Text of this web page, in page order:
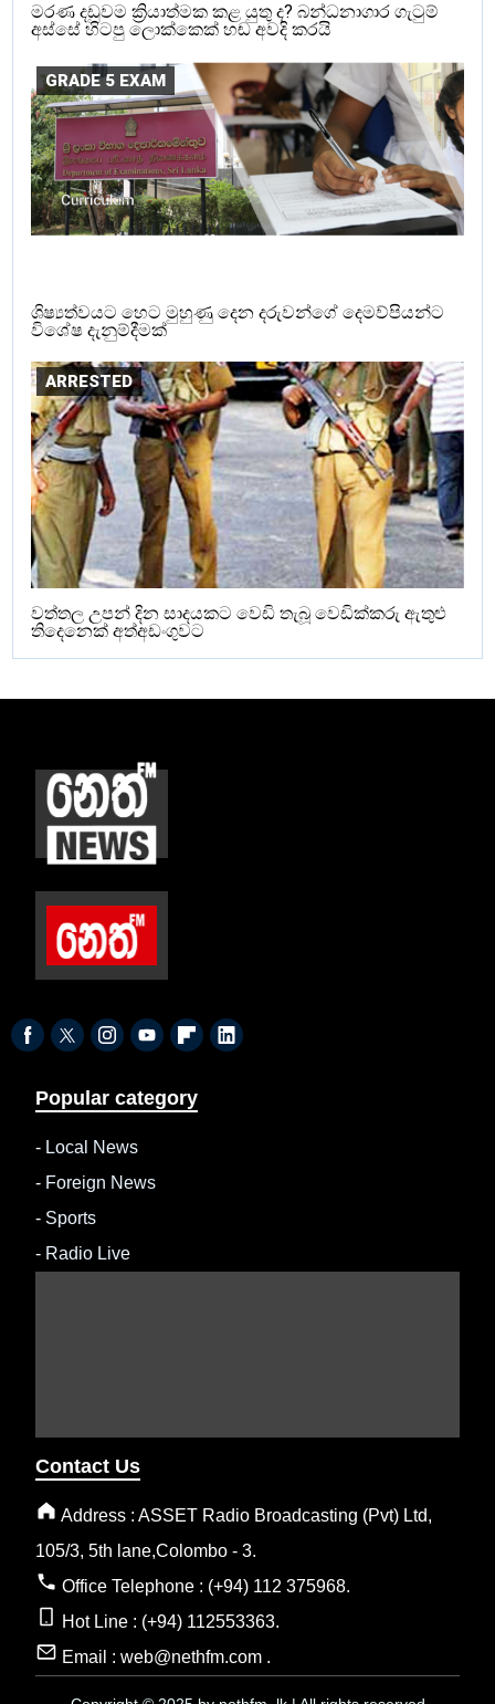
මරණ දඩුවම ක්‍රියාත්මක කළ යුතු ද? බන්ධනාගාර ගැටුම්
අස්සේ හිටපු ලොක්කෙක් හඬ අවදි කරයි
GRADE 5 EXAM
ශිෂ්‍යත්වයට හෙට මුහුණු දෙන දරුවන්ගේ දෙමව්පියන්ට
විශේෂ දැනුම්දීමක්
ARRESTED
වත්තල උපන් දින සාදයකට වෙඩි තැබූ වෙඩික්කරු ඇතුළු
තිදෙනෙක් අත්අඩංගුවට
Popular category
- Local News
- Foreign News
- Sports
- Radio Live
Contact Us
Address : ASSET Radio Broadcasting (Pvt) Ltd,
105/3, 5th lane,Colombo - 3.
Office Telephone : (+94) 112 375968.
Hot Line : (+94) 112553363.
Email : web@nethfm.com .